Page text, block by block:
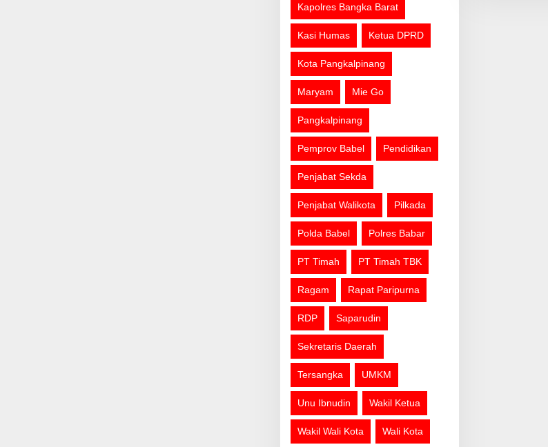
Kapolres Bangka Barat
Kasi Humas Ketua DPRD
Kota Pangkalpinang
Maryam Mie Go
Pangkalpinang
Pemprov Babel Pendidikan
Penjabat Sekda
Penjabat Walikota Pilkada
Polda Babel Polres Babar
PT Timah PT Timah TBK
Ragam Rapat Paripurna
RDP Saparudin
Sekretaris Daerah
Tersangka UMKM
Unu Ibnudin Wakil Ketua
Wakil Wali Kota Wali Kota